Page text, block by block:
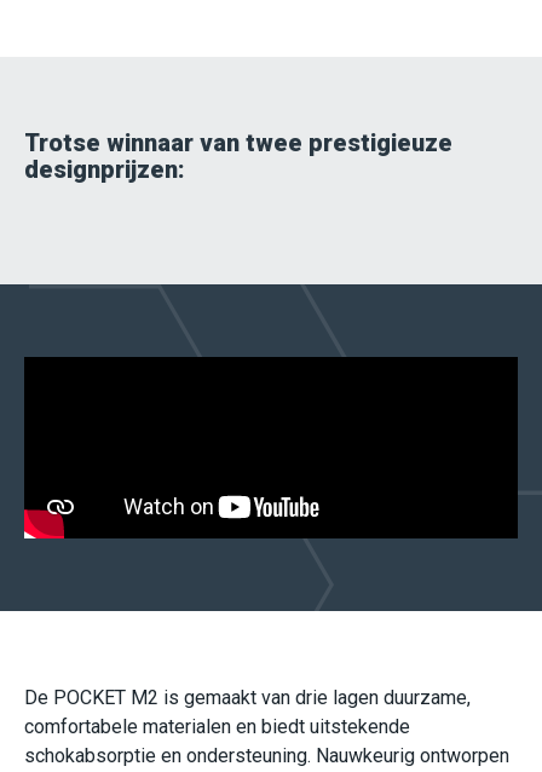
Trotse winnaar van twee prestigieuze
designprijzen:
De POCKET M2 is gemaakt van drie lagen duurzame,
comfortabele materialen en biedt uitstekende
schokabsorptie en ondersteuning. Nauwkeurig ontworpen